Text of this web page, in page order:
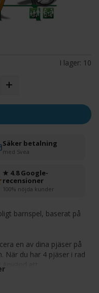
I lager: 10
+
Säker betalning
med Svea
★ 4.8 Google-
recensioner
100% nöjda kunder
barnspel, baserat på
en av dina pjäser på
När du har 4 pjäser i rad
ett
var som helst. Ta bort